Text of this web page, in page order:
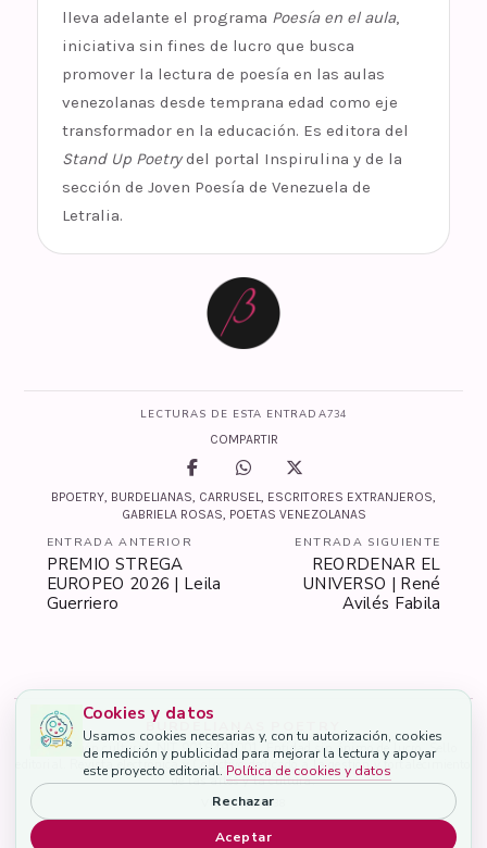
lleva adelante el programa Poesía en el aula,
iniciativa sin fines de lucro que busca
promover la lectura de poesía en las aulas
venezolanas desde temprana edad como eje
transformador en la educación. Es editora del
Stand Up Poetrydel portal Inspirulina y de la
sección de Joven Poesía de Venezuela de
Letralia.
LECTURAS DE ESTA ENTRADA734
COMPARTIR
BPOETRY, BURDELIANAS, CARRUSEL, ESCRITORES EXTRANJEROS,
GABRIELA ROSAS, POETAS VENEZOLANAS
ENTRADA ANTERIOR
PREMIO STREGA
EUROPEO 2026 | Leila
Guerriero
ENTRADA SIGUIENTE
REORDENAR EL
UNIVERSO | René
Avilés Fabila
BURDELIANAS POETRY
Corporación cultural, NIT 9018491001. Entidad sin ánimo de lucro. Sello
editorial. Revista electrónica y Colectivo dedicado a la gestión y fortalecimiento
de las artes y la cultura.
VISITAS54.338
Cookies y datos
Usamos cookies necesarias y, con tu autorización, cookies
de medición y publicidad para mejorar la lectura y apoyar
este proyecto editorial. Política de cookies y datos
Rechazar
Aceptar